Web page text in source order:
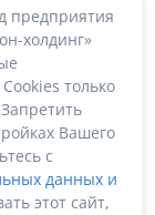
предприятия
холдинг»
только
Вашего
с
данных и
этот сайт,